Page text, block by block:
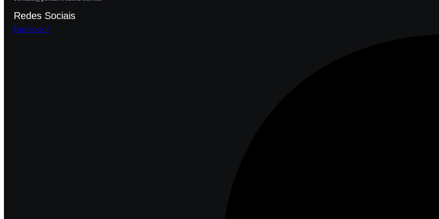
Redes Sociais
Facebook-f